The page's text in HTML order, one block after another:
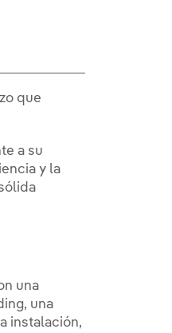
que
a su
y la
una
una
instalación,